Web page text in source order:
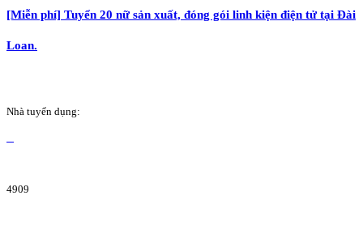
[Miễn phí] Tuyển 20 nữ sản xuất, đóng gói linh kiện điện tử tại Đài
Loan.
Nhà tuyển dụng:
4909